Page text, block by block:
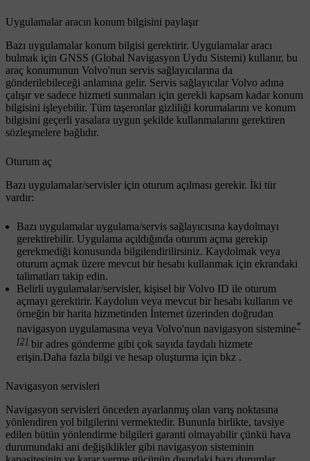
Uygulamalar aracın konum bilgisini paylaşır
Bazı uygulamalar konum bilgisi gerektirir. Uygulamalar aracı
bulmak için GNSS (Global Navigasyon Uydu Sistemi) kullanır, bu
araç konumunun Volvo'nun servis sağlayıcılarına da
gönderilebileceği anlamına gelir. Servis sağlayıcılar Volvo adına
çalışır ve sadece hizmeti sunmaları için gerekli kapsam kadar konum
bilgisini işleyebilir. Tüm taşeronlar gizliliği korumalarını ve konum
bilgisini geçerli yasalara uygun şekilde kullanmalarını gerektiren
sözleşmelere bağlıdır.
Oturum aç
Bazı uygulamalar/servisler için oturum açılması gerekir. İki tür
vardır:
Bazı uygulamalar uygulama/servis sağlayıcısına kaydolmayı
gerektirebilir. Uygulama açıldığında oturum açma gerekip
gerekmediği konusunda bilgilendirilirsiniz. Kaydolmak veya
oturum açmak üzere mevcut bir hesabı kullanmak için ekrandaki
talimatları takip edin.
Belirli uygulamalar/servisler, kişisel bir Volvo ID ile oturum
açmayı gerektirir. Kaydolun veya mevcut bir hesabı kullanın ve
örneğin bir harita hizmetinden İnternet üzerinden doğrudan
navigasyon uygulamasına veya Volvo'nun navigasyon sistemine*
[2] bir adres gönderme gibi çok sayıda faydalı hizmete
erişin.Daha fazla bilgi ve hesap oluşturma için bkz .
Navigasyon servisleri
Navigasyon servisleri önceden ayarlanmış olan varış noktasına
yönlendiren yol bilgilerini vermektedir. Bununla birlikte, tavsiye
edilen bütün yönlendirme bilgileri garanti olmayabilir çünkü hava
durumundaki ani değişiklikler gibi navigasyon sisteminin